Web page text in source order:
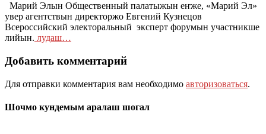
Марий Элын Общественный палатыжын еҥже, «Марий Эл»
увер агентствын директоржо Евгений Кузнецов
Всероссийский электоральный эксперт форумын участникше
лийын. лудаш…
Добавить комментарий
Для отправки комментария вам необходимо авторизоваться.
Шочмо кундемым аралаш шогал